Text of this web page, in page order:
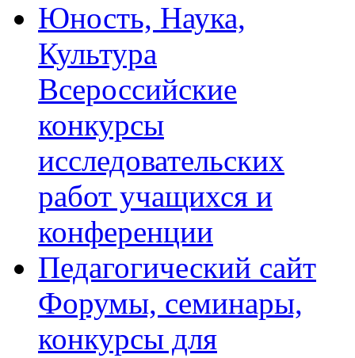
Юность, Наука,
Культура
Всероссийские
конкурсы
исследовательских
работ учащихся и
конференции
Педагогический сайт
Форумы, семинары,
конкурсы для